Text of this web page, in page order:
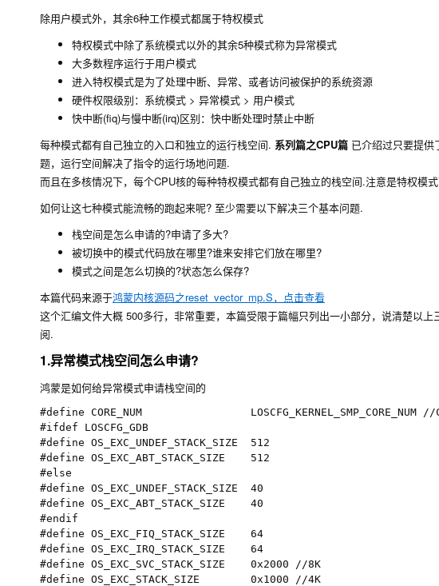
除用户模式外，其余6种工作模式都属于特权模式
特权模式中除了系统模式以外的其余5种模式称为异常模式
大多数程序运行于用户模式
进入特权模式是为了处理中断、异常、或者访问被保护的系统资源
硬件权限级别：系统模式 > 异常模式 > 用户模式
快中断(fiq)与慢中断(irq)区别：快中断处理时禁止中断
每种模式都有自己独立的入口和独立的运行栈空间. 系列篇之CPU篇 已介绍过只要提供
题，运行空间解决了指令的运行场地问题.
而且在多核情况下，每个CPU核的每种特权模式都有自己独立的栈空间.注意是特权模
如何让这七种模式能流畅的跑起来呢? 至少需要以下解决三个基本问题.
栈空间是怎么申请的?申请了多大?
被切换中的模式代码放在哪里?谁来安排它们放在哪里?
模式之间是怎么切换的?状态怎么保存?
本篇代码来源于鸿蒙内核源码之reset_vector_mp.S，点击查看
这个汇编文件大概 500多行，非常重要，本篇受限于篇幅只列出一小部分，说清楚以
阅.
1.异常模式栈空间怎么申请?
鸿蒙是如何给异常模式申请栈空间的
#define CORE_NUM                 LOSCFG_KERNEL_SMP_CORE_NUM //
#ifdef LOSCFG_GDB
#define OS_EXC_UNDEF_STACK_SIZE  512
#define OS_EXC_ABT_STACK_SIZE    512
#else
#define OS_EXC_UNDEF_STACK_SIZE  40
#define OS_EXC_ABT_STACK_SIZE    40
#endif
#define OS_EXC_FIQ_STACK_SIZE    64
#define OS_EXC_IRQ_STACK_SIZE    64
#define OS_EXC_SVC_STACK_SIZE    0x2000 //8K
#define OS_EXC_STACK_SIZE        0x1000 //4K